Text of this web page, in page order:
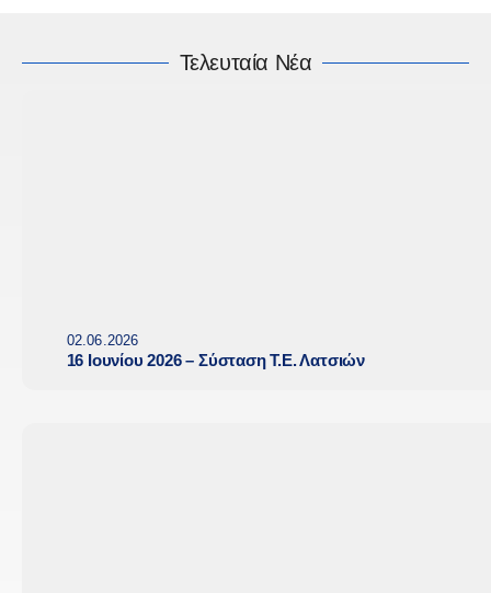
Τελευταία Νέα
02.06.2026
16 Ιουνίου 2026 – Σύσταση Τ.Ε. Λατσιών